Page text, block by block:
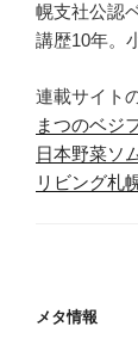
幌支社公認
講歴10年。
連載サイト
まつのベジ
日本野菜ソ
リビング札
メタ情報